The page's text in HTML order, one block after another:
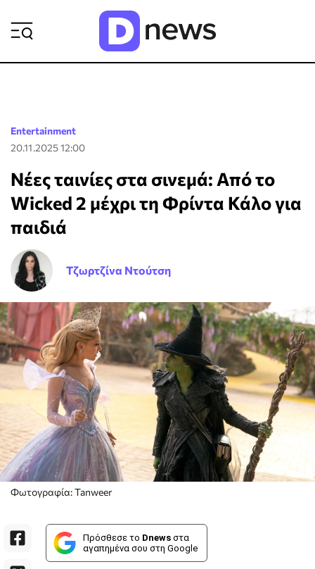
Entertainment
20.11.2025 12:00
Νέες ταινίες στα σινεμά: Από το
Wicked 2 μέχρι τη Φρίντα Κάλο για
παιδιά
Τζωρτζίνα Ντούτση
Φωτογραφία: Tanweer
Πρόσθεσε το Dnews στα
αγαπημένα σου στη Google